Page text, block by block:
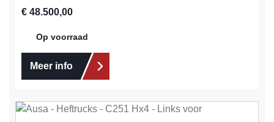
Normale prijs:
€ 48.500,00
Op voorraad
Meer info